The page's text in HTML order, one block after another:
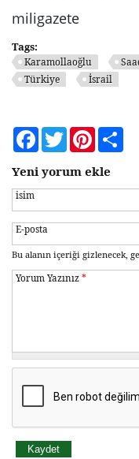
miligazete
Tags:
Karamollaoğlu
Türkiye
İsrail
FacebookTwitterPinterest
Yeni yorum ekle
isim
E-posta
Bu alanın içeriği gizlenecek,
Yorum Yazınız*